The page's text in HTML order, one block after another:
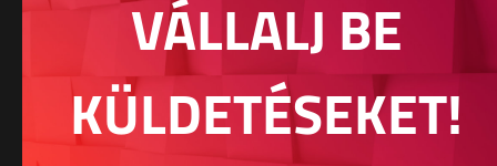
VÁLLALJ BE
KÜLDETÉSEKET!